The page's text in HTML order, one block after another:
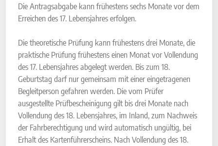
Die Antragsabgabe kann frühestens sechs Monate vor dem
Erreichen des 17. Lebensjahres erfolgen.
Die theoretische Prüfung kann frühestens drei Monate, die
praktische Prüfung frühestens einen Monat vor Vollendung
des 17. Lebensjahres abgelegt werden. Bis zum 18.
Geburtstag darf nur gemeinsam mit einer eingetragenen
Begleitperson gefahren werden. Die vom Prüfer
ausgestellte Prüfbescheinigung gilt bis drei Monate nach
Vollendung des 18. Lebensjahres, im Inland, zum Nachweis
der Fahrberechtigung und wird automatisch ungültig, bei
Erhalt des Kartenführerscheins. Nach Vollendung des 18.